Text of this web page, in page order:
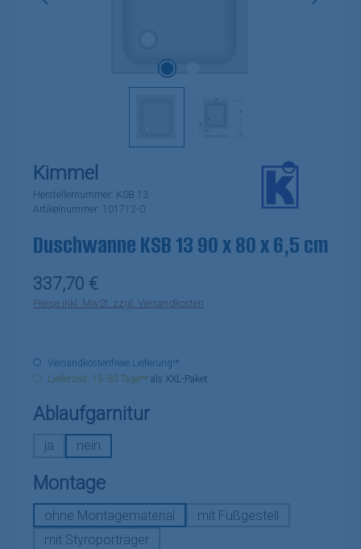
Kimmel
Herstellernummer: KSB 13
Artikelnummer: 101712-0
Duschwanne KSB 13 90 x 80 x 6,5 cm
Regulärer Preis:
337,70 €
Preise inkl. MwSt. zzgl. Versandkosten
Versandkostenfreie Lieferung!*
Lieferzeit: 15-30 Tage** als XXL-Paket
Ablaufgarniturauswählen
ja nein
Montageauswählen
ohne Montagematerial
mit Fußgestell
mit Styroporträger